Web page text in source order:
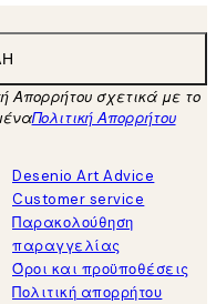
Απορρήτου σχετικά με το
Πολιτική Απορρήτου
Desenio Art Advice
Customer service
Παρακολούθηση
παραγγελίας
Όροι και προϋποθέσεις
Πολιτική απορρήτου